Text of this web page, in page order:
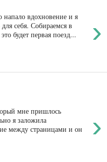
›
напало вдохновение и я
себя. Собираемся в
будет первая поезд...
›
мне пришлось
я заложила
между страницами и он